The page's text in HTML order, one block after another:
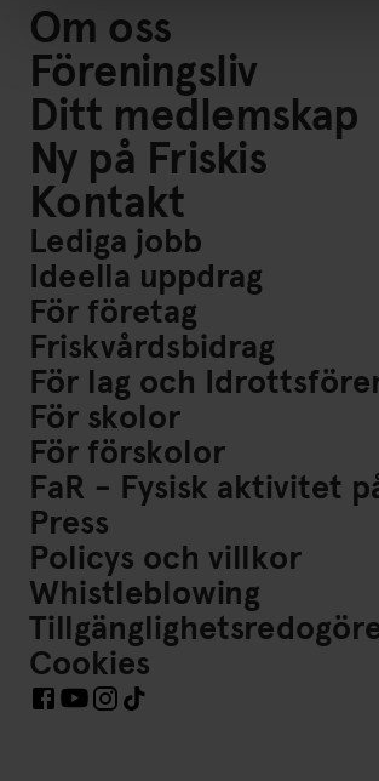
Om oss
Föreningsliv
Ditt medlemskap
Ny på Friskis
Kontakt
Lediga jobb
Ideella uppdrag
För företag
Friskvårdsbidrag
För lag och
För skolor
För förskolor
FaR - Fysisk aktivitet
Press
Policys och villkor
Whistleblowing
Cookies